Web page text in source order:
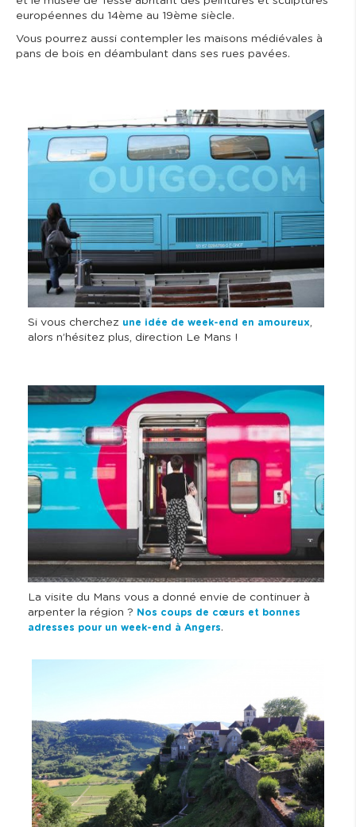
européennes du 14ème au 19ème siècle.
Vous pourrez aussi contempler les maisons médiévales à
pans de bois en déambulant dans ses rues pavées.
m
a
Si vous cherchez une idée de week-end en amoureux
alors n’hésitez plus, direction Le Mans !
m
g
e
La visite du Mans vous a donné envie de continuer à
arpenter la région ? Nos coups de cœurs et bonnes
adresses pour un week-end à Angers.
e